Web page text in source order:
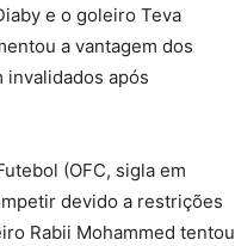
e o goleiro Teva
a vantagem dos
invalidados após
(OFC, sigla em
devido a restrições
Rabii Mohammed tentou